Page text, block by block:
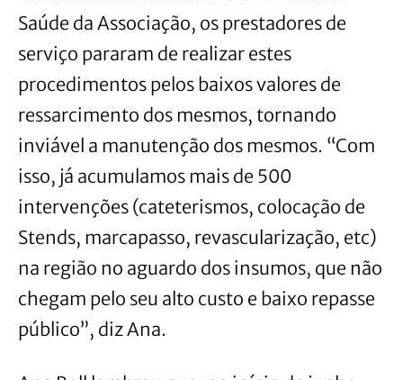
Saúde da Associação, os prestadores de
serviço pararam de realizar estes
procedimentos pelos baixos valores de
ressarcimento dos mesmos, tornando
inviável a manutenção dos mesmos. “Com
isso, já acumulamos mais de 500
intervenções (cateterismos, colocação de
Stends, marcapasso, revascularização, etc)
na região no aguardo dos insumos, que não
chegam pelo seu alto custo e baixo repasse
público”, diz Ana.